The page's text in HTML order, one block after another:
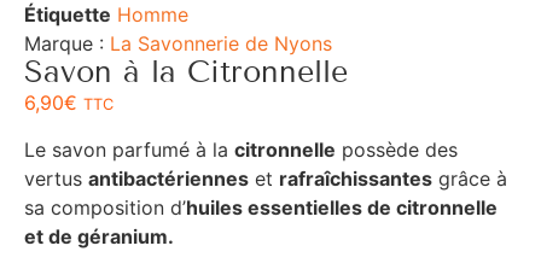
Étiquette Homme
Marque : La Savonnerie de Nyons
Savon à la Citronnelle
6,90€ TTC
Le savon parfumé à la citronnelle possède des
vertus antibactériennes et rafraîchissantes grâce à
sa composition d’huiles essentielles de citronnelle
et de géranium.